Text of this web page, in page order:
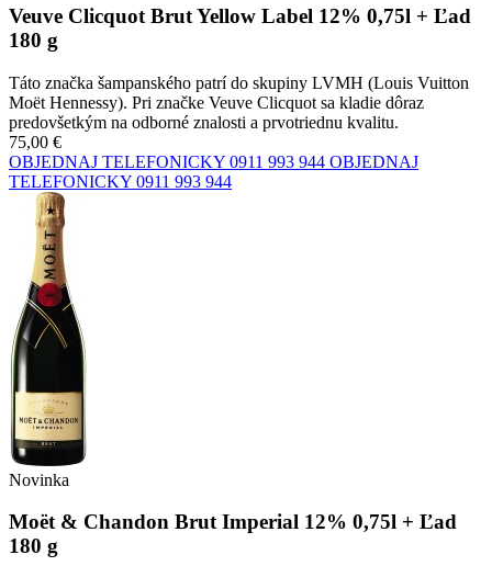
Veuve Clicquot Brut Yellow Label 12% 0,75l + Ľad
180 g
Táto značka šampanského patrí do skupiny LVMH (Louis Vuitton
Moët Hennessy). Pri značke Veuve Clicquot sa kladie dôraz
predovšetkým na odborné znalosti a prvotriednu kvalitu.
75,00 €
OBJEDNAJ TELEFONICKY 0911 993 944 OBJEDNAJ
TELEFONICKY 0911 993 944
Novinka
Moët & Chandon Brut Imperial 12% 0,75l + Ľad
180 g